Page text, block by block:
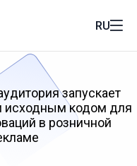
RU
запускает
исходным кодом для
в розничной